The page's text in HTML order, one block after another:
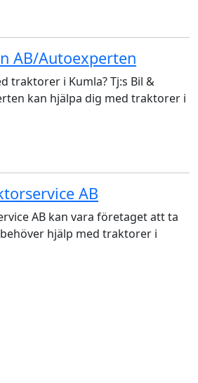
AB/Autoexperten
traktorer i Kumla? Tj:s Bil &
kan hjälpa dig med traktorer i
AB
AB kan vara företaget att ta
hjälp med traktorer i